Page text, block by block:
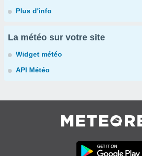
Plus d'info
La météo sur votre site
Widget météo
API Météo